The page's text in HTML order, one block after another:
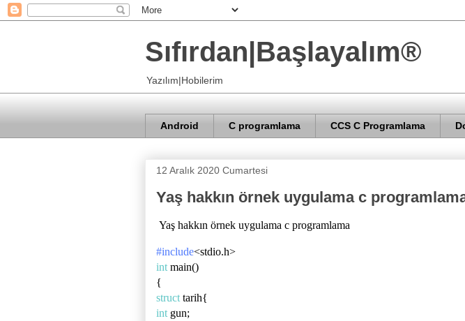
Sıfırdan|Başlayalım®
Yazılım|Hobilerim
Android C programlama CCS C Programlama
12 Aralık 2020 Cumartesi
Yaş hakkın örnek uygulama c
Yaş hakkın örnek uygulama c programlama
#include<stdio.h>
int main()
{
struct tarih{
int gun;